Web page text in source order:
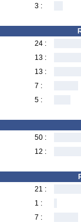
3 :
24 :
13 :
13 :
7 :
5 :
50 :
12 :
21 :
1 :
7 :